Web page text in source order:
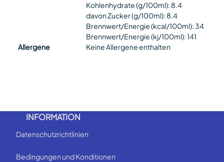
Kohlenhydrate (g/100ml): 8.4
davon Zucker (g/100ml): 8.4
Brennwert/Energie (kcal/100ml): 34
Brennwert/Energie (kj/100ml): 141
Allergene
Keine Allergene enthalten
INFORMATION
Datenschutzrichtlinien
Bedingungen und Konditionen